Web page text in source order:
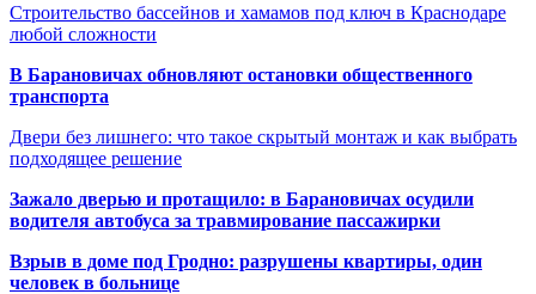
Строительство бассейнов и хамамов под ключ в Краснодаре
любой сложности
В Барановичах обновляют остановки общественного
транспорта
Двери без лишнего: что такое скрытый монтаж и как выбрать
подходящее решение
Зажало дверью и протащило: в Барановичах осудили
водителя автобуса за травмирование пассажирки
Взрыв в доме под Гродно: разрушены квартиры, один
человек в больнице